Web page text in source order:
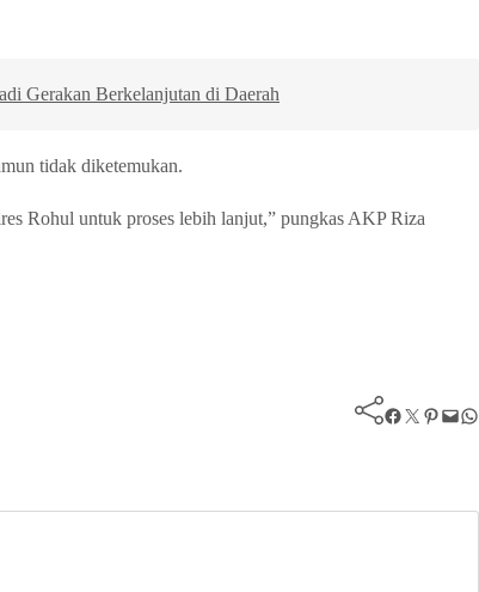
Gerakan Berkelanjutan di Daerah
tidak diketemukan.
Rohul untuk proses lebih lanjut,” pungkas AKP Riza
Facebook Twitter Pinterest Mail WhatsApp